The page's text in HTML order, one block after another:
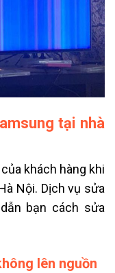
tại nhà
khách hàng khi
Nội. Dịch vụ sửa
bạn cách sửa
lên nguồn